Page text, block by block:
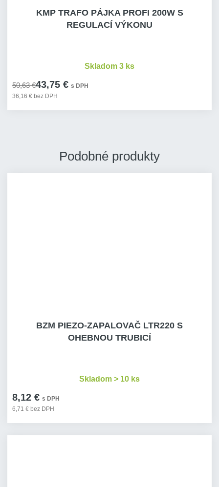
KMP TRAFO PÁJKA PROFI 200W S
REGULACÍ VÝKONU
50,63 €43,75 € s DPH
36,16 € bez DPH
Skladom 3 ks
Podobné produkty
BZM PIEZO-ZAPALOVAČ LTR220 S
OHEBNOU TRUBICÍ
8,12 € s DPH
6,71 € bez DPH
Skladom > 10 ks